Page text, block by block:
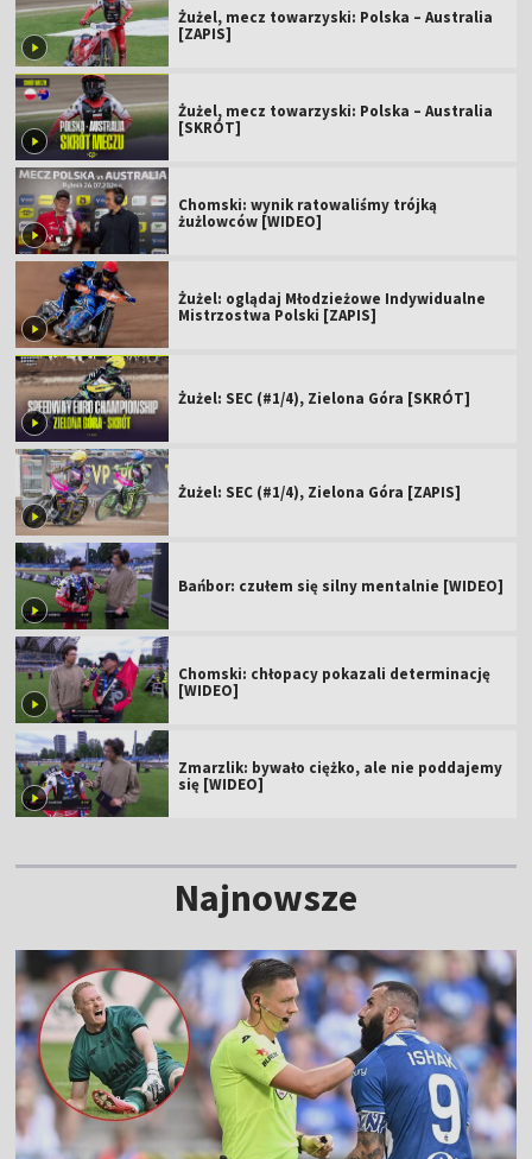
Żużel, mecz towarzyski: Polska – Australia
[ZAPIS]
Żużel, mecz towarzyski: Polska – Australia
[SKRÓT]
Chomski: wynik ratowaliśmy trójką
żużlowców [WIDEO]
Żużel: oglądaj Młodzieżowe Indywidualne
Mistrzostwa Polski [ZAPIS]
Żużel: SEC (#1/4), Zielona Góra [SKRÓT]
Żużel: SEC (#1/4), Zielona Góra [ZAPIS]
Bańbor: czułem się silny mentalnie [WIDEO]
Chomski: chłopacy pokazali determinację
[WIDEO]
Zmarzlik: bywało ciężko, ale nie poddajemy
się [WIDEO]
Najnowsze